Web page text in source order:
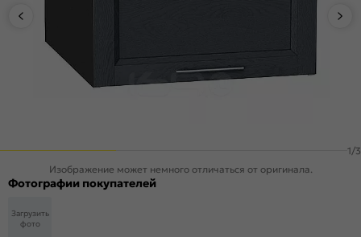
1/3
Изображение может немного отличаться от оригинала.
Фотографии покупателей
Загрузить
фото